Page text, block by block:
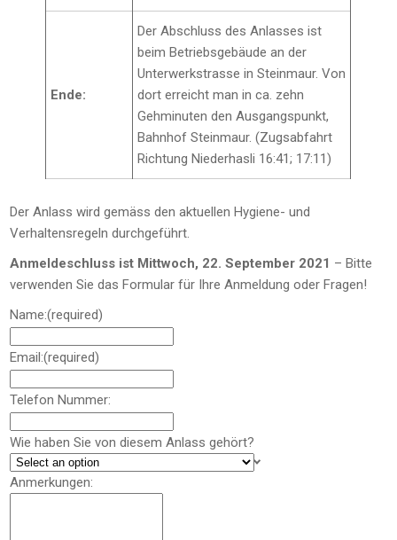
Ende:
Der Abschluss des Anlasses ist
beim Betriebsgebäude an der
Unterwerkstrasse in Steinmaur. Von
dort erreicht man in ca. zehn
Gehminuten den Ausgangspunkt,
Bahnhof Steinmaur. (Zugsabfahrt
Richtung Niederhasli 16:41; 17:11)
Der Anlass wird gemäss den aktuellen Hygiene- und
Verhaltensregeln durchgeführt.
Anmeldeschluss ist Mittwoch, 22. September 2021 – Bitte
verwenden Sie das Formular für Ihre Anmeldung oder Fragen!
Name:(required)
Email:(required)
Telefon Nummer:
Wie haben Sie von diesem Anlass gehört?
Anmerkungen: